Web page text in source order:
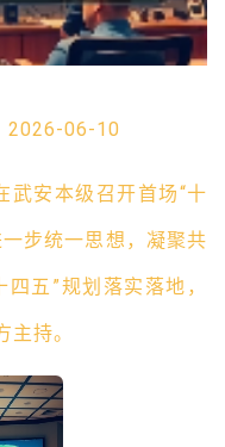
2026-06-10
武安本级召开首场“十
步统一思想，凝聚共
四五”规划落实落地，
持。